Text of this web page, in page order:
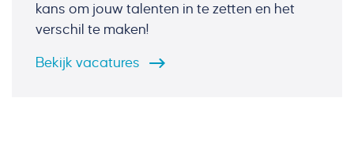
kans om jouw talenten in te zetten en het
verschil te maken!
Bekijk vacatures